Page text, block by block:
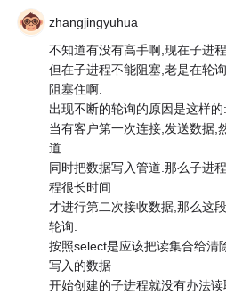
zhangjingyuhua
不知道有没有高手啊,现在子进
但在子进程不能阻塞,老是在轮
阻塞住啊.
出现不断的轮询的原因是这样的:
当有客户第一次连接,发送数据,
道.
同时把数据写入管道.那么子进
程很长时间
才进行第二次接收数据,那么这
轮询.
按照select是应该把读集合给清
写入的数据
开始创建的子进程就没有办法读